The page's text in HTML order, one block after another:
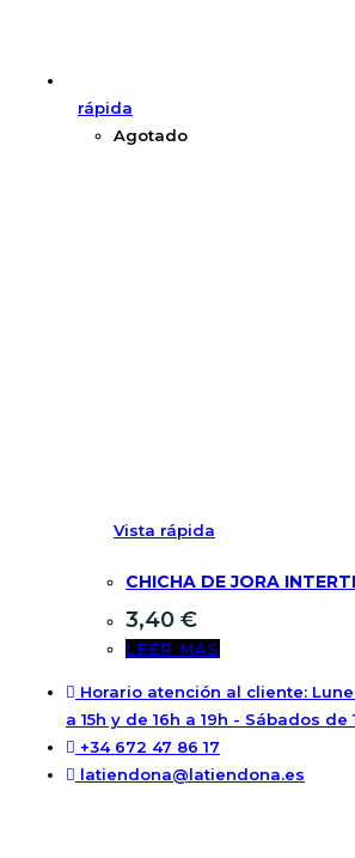
rápida
Agotado
Vista rápida
CHICHA DE JORA
3,40 €
LEER MÁS
Horario atención al cliente:
a 15h y de 16h a 19h - Sábados de
+34 672 47 86 17
latiendona@latiendona.es